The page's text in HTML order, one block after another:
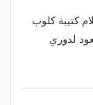
كتيبة كلوب
لدوري